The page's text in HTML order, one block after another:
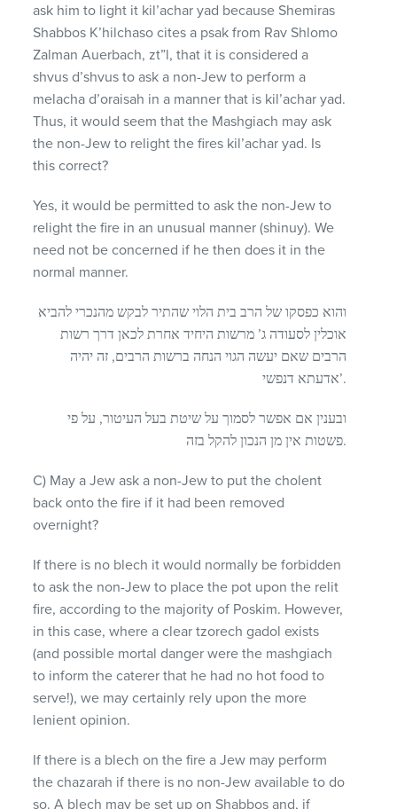
ask him to light it kil’achar yad because Shemiras
Shabbos K’hilchaso cites a psak from Rav Shlomo
Zalman Auerbach, zt”l, that it is considered a
shvus d’shvus to ask a non-Jew to perform a
melacha d’oraisah in a manner that is kil’achar yad.
Thus, it would seem that the Mashgiach may ask
the non-Jew to relight the fires kil’achar yad. Is
this correct?
Yes, it would be permitted to ask the non-Jew to
relight the fire in an unusual manner (shinuy). We
need not be concerned if he then does it in the
normal manner.
והוא כפסקו של הרב בית הלוי שהתיר לבקש מהנכרי להביא
אוכלין לסעודה ג’ מרשות היחיד אחרת לכאן דרך רשות
הרבים שאם יעשה הגוי הנחה ברשות הרבים, זה יהיה
אדעתא דנפשי’.
ובענין אם אפשר לסמוך על שיטת בעל העיטור, על פי
פשטות אין מן הנכון להקל בזה.
C) May a Jew ask a non-Jew to put the cholent
back onto the fire if it had been removed
overnight?
If there is no blech it would normally be forbidden
to ask the non-Jew to place the pot upon the relit
fire, according to the majority of Poskim. However,
in this case, where a clear tzorech gadol exists
(and possible mortal danger were the mashgiach
to inform the caterer that he had no hot food to
serve!), we may certainly rely upon the more
lenient opinion.
If there is a blech on the fire a Jew may perform
the chazarah if there is no non-Jew available to do
so. A blech may be set up on Shabbos and, if